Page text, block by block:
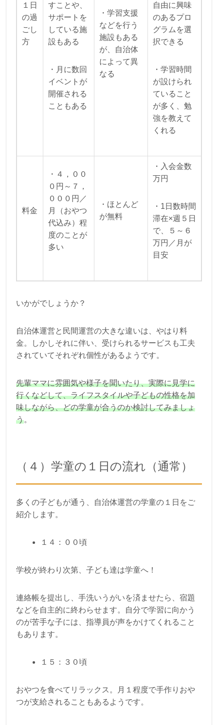
１日
の過
ごし
方
すことや、
サポートを
している施
設もある
・月に数回
イベントが
開催される
こともある
・学習支援
などを行う
施設もある
が、自治体
によって異
なる
自由に興味
のあるプロ
グラムを選
択できる
・学習時間
が設けられ
ていること
が多く、勉
強を教えて
くれる
料金
・４，００
０円～７，
０００円／
月（おやつ
代込み）程
度のことが
多い
・ほとんど
が無料
・入会金数
万円
・1日数時間
滞在×週５日
で、５～６
万円／月が
目安
いかがでしょうか？
自治体運営と民間運営の大きな違いは、やはり料
金。しかしそれに伴い、受けられるサービスも工夫
されていてそれぞれ個性があるようです。
先輩ママに雰囲気や様子を聞いたり、実際に見学に
行くなどして、ライフスタイルや子どもの性格を加
味しながら、どの学童が合うのか検討してみましょ
う。
（４）学童の１日の流れ（通常）
多くの子どもが通う、自治体運営の学童の１日をご
紹介します。
１４：００頃
学校が終わり次第、子ども達は学童へ！
連絡帳を提出し、手洗いうがいを済ませたら、宿題
などを自主的に終わらせます。自分で学習に向かう
のが苦手な子には、指導員が声をかけてくれること
もあります。
１５：３０頃
おやつを食べてリラックス。月１程度で手作りおや
つが支給されることもあるようです。